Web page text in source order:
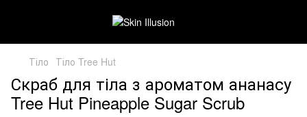
Тіло Тіло Tree Hut
Скраб для тіла з ароматом ананасу
Tree Hut Pineapple Sugar Scrub